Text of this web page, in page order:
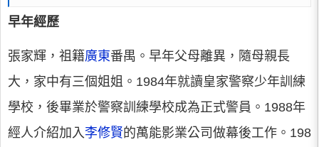
早年經歷
張家輝，祖籍廣東番禺。早年父母離異，隨母親長
大，家中有三個姐姐。1984年就讀皇家警察少年訓練
學校，後畢業於警察訓練學校成為正式警員。1988年
經人介紹加入李修賢的萬能影業公司做幕後工作。198